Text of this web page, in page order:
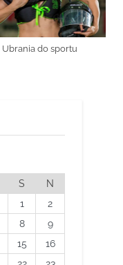
Ubrania do sportu
S
N
1
2
8
9
15
16